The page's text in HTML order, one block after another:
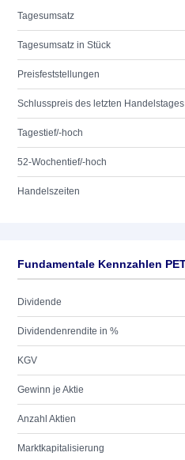
Tagesumsatz
Tagesumsatz in Stück
Preisfeststellungen
Schlusspreis des letzten Handelstages
Tagestief/-hoch
52-Wochentief/-hoch
Handelszeiten
Dividende
Dividendenrendite in %
KGV
Gewinn je Aktie
Anzahl Aktien
Marktkapitalisierung